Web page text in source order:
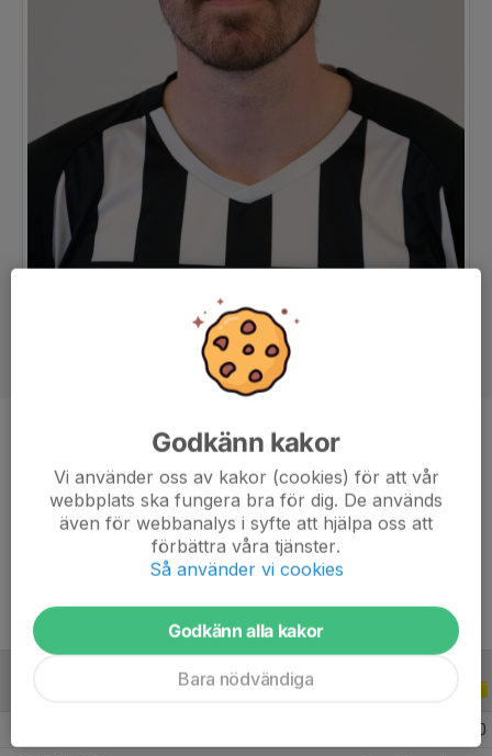
Mittfältare
Ålder
34 år
Höreda GIF
2010
0
Godkänn kakor
Vi använder oss av kakor (cookies) för att vår
webbplats ska fungera bra för dig. De används
även för webbanalys i syfte att hjälpa oss att
förbättra våra tjänster.
Så använder vi cookies
Godkänn alla kakor
Bara nödvändiga